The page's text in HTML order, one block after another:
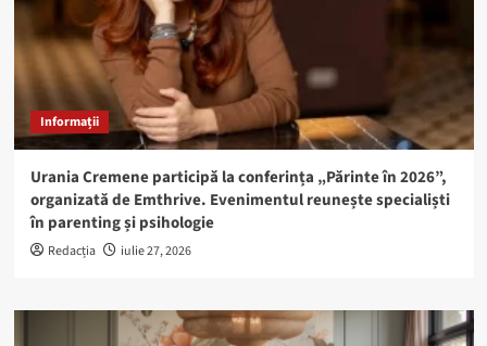
Informații
Urania Cremene participă la conferința „Părinte în 2026”,
organizată de Emthrive. Evenimentul reunește specialiști
în parenting și psihologie
Redacția iulie 27, 2026